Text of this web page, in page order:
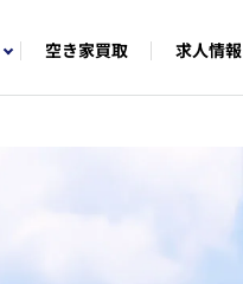
空き家買取 求人情報